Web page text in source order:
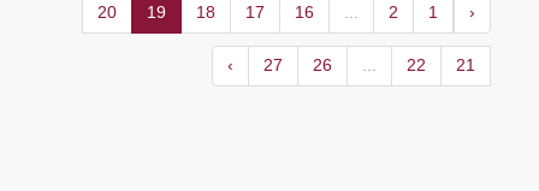
‹
1
2
...
16
17
18
19
20
21
22
...
26
27
›